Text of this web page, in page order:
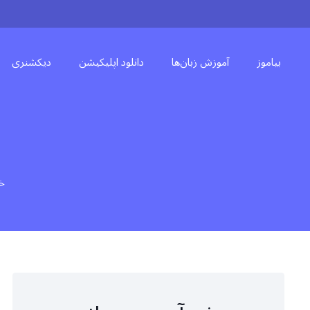
بیاموز آموزش زبان‌ها دانلود اپلیکیشن دیکشنری